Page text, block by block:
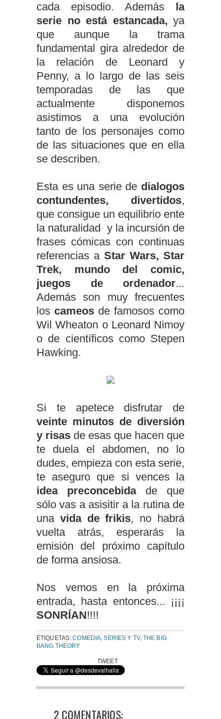
cada episodio. Además la
serie no está estancada, ya
que aunque la trama
fundamental gira alrededor de
la relación de Leonard y
Penny, a lo largo de las seis
temporadas de las que
actualmente disponemos
asistimos a una evolución
tanto de los personajes como
de las situaciones que en ella
se describen.
Esta es una serie de dialogos
contundentes, divertidos,
que consigue un equilibrio ente
la naturalidad y la incursión de
frases cómicas con continuas
referencias a Star Wars, Star
Trek, mundo del comic,
juegos de ordenador...
Además son muy frecuentes
los cameos de famosos como
Wil Wheaton o Leonard Nimoy
o de científicos como Stepen
Hawking.
Si te apetece disfrutar de
veinte minutos de diversión
y risas de esas que hacen que
te duela el abdomen, no lo
dudes, empieza con esta serie,
te aseguro que si vences la
idea preconcebidade que
sólo vas a asisitir a la rutina de
una vida de frikis, no habrá
vuelta atrás, esperarás la
emisión del próximo capítulo
de forma ansiosa.
Nos vemos en la próxima
entrada, hasta entonces... ¡¡¡¡
SONRÍAN!!!!
ETIQUETAS:COMEDIA ,SERIES Y TV, THE BIG
BANG THEORY
TWEET
2 COMENTARIOS: